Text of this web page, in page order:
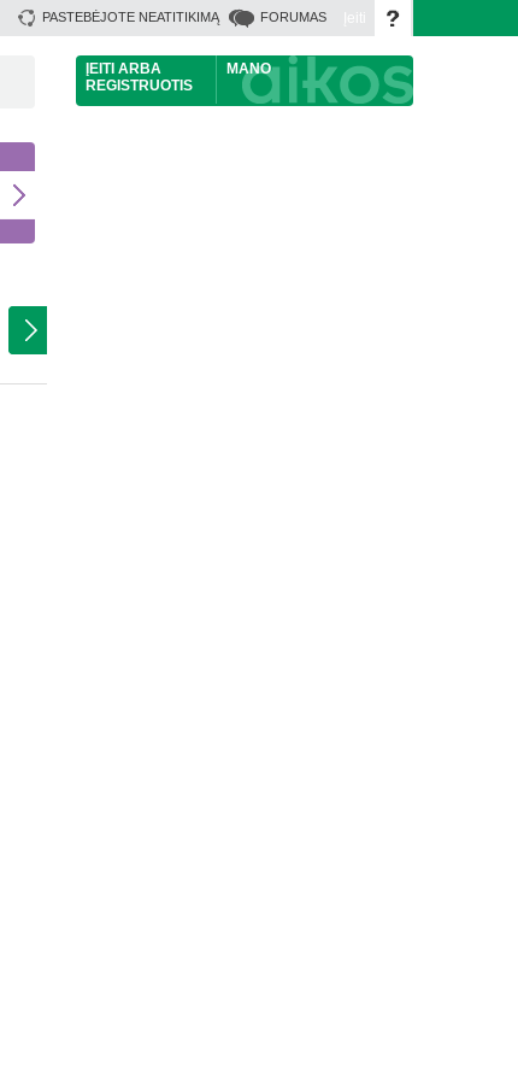
PASTEBĖJOTE NEATITIKIMĄ FORUMAS Įeiti
ĮEITI ARBA
REGISTRUOTIS
MANO